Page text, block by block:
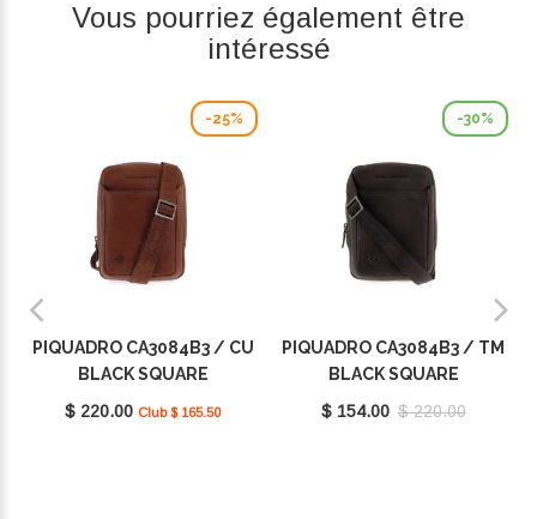
Vous pourriez également être
intéressé
-25%
PIQUADRO CA3084B3 / CU
BLACK SQUARE
$ 220.00 Club $ 165.50
-30%
PIQUADRO CA3084B3 / TM
BLACK SQUARE
$ 154.00 $ 220.00